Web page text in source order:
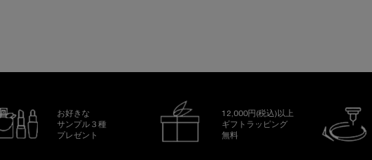
お好きな
サンプル３種
プレゼント
12,000円(税込)以上
ギフトラッピング
無料